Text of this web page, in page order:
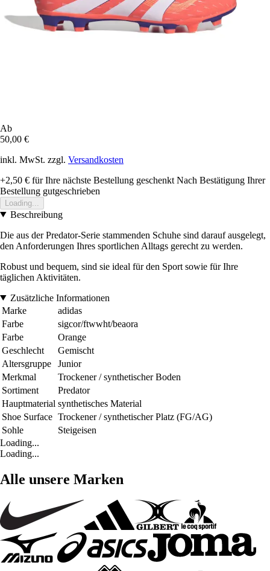
Ab
50,00 €
inkl. MwSt. zzgl. Versandkosten
+2,50 € für Ihre nächste Bestellung geschenkt Nach Bestätigung Ihrer
Bestellung gutgeschrieben
Loading...
Beschreibung
Die aus der Predator-Serie stammenden Schuhe sind darauf ausgelegt,
den Anforderungen Ihres sportlichen Alltags gerecht zu werden.
Robust und bequem, sind sie ideal für den Sport sowie für Ihre
täglichen Aktivitäten.
Zusätzliche Informationen
Marke
adidas
Farbe
sigcor/ftwwht/beaora
Farbe
Orange
Geschlecht
Gemischt
Altersgruppe
Junior
Merkmal
Trockener / synthetischer Boden
Sortiment
Predator
Hauptmaterial synthetisches Material
Shoe Surface Trockener / synthetischer Platz (FG/AG)
Sohle
Steigeisen
Loading...
Loading...
Alle unsere Marken